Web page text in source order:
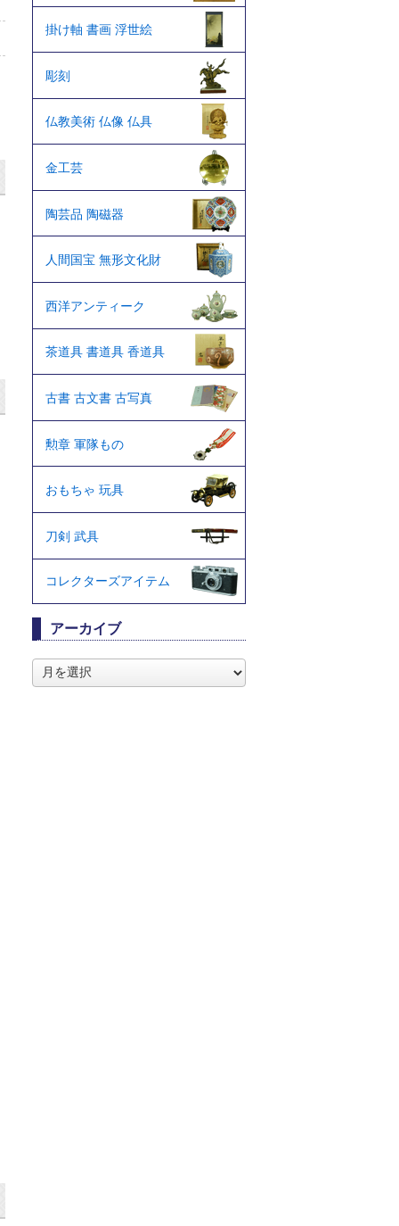
掛け軸 書画 浮世絵
彫刻
仏教美術 仏像 仏具
金工芸
陶芸品 陶磁器
人間国宝 無形文化財
西洋アンティーク
茶道具 書道具 香道具
古書 古文書 古写真
勲章 軍隊もの
おもちゃ 玩具
刀剣 武具
コレクターズアイテム
アーカイブ
ー